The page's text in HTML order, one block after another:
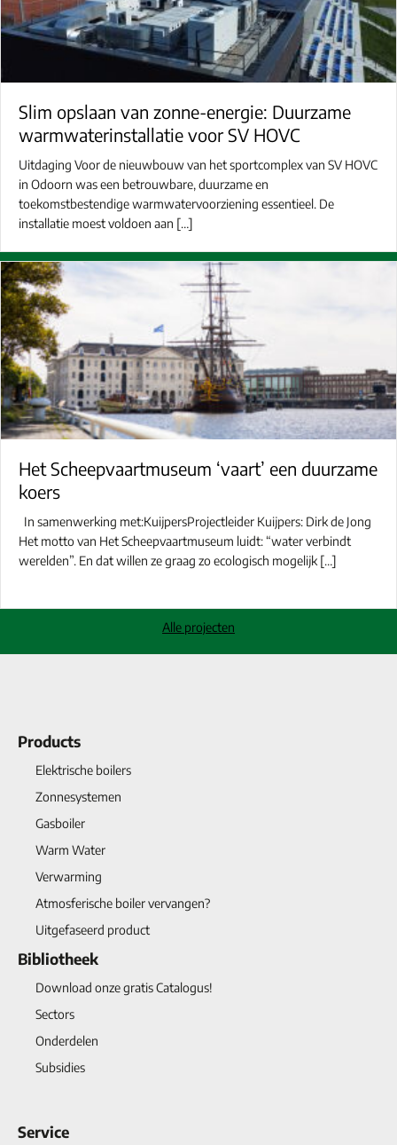
Slim opslaan van zonne-energie: Duurzame
warmwaterinstallatie voor SV HOVC
Uitdaging Voor de nieuwbouw van het sportcomplex van SV HOVC
in Odoorn was een betrouwbare, duurzame en
toekomstbestendige warmwatervoorziening essentieel. De
installatie moest voldoen aan […]
Het Scheepvaartmuseum ‘vaart’ een duurzame
koers
In samenwerking met:KuijpersProjectleider Kuijpers: Dirk de Jong
Het motto van Het Scheepvaartmuseum luidt: “water verbindt
werelden”. En dat willen ze graag zo ecologisch mogelijk […]
Alle projecten
Products
Elektrische boilers
Zonnesystemen
Gasboiler
Warm Water
Verwarming
Atmosferische boiler vervangen?
Uitgefaseerd product
Bibliotheek
Download onze gratis Catalogus!
Sectors
Onderdelen
Subsidies
Service